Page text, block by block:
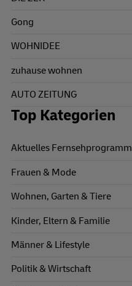
Gong
WOHNIDEE
zuhause wohnen
AUTO ZEITUNG
Top Kategorien
Aktuelles Fernsehprogramm
Frauen & Mode
Wohnen, Garten & Tiere
Kinder, Eltern & Familie
Männer & Lifestyle
Politik & Wirtschaft